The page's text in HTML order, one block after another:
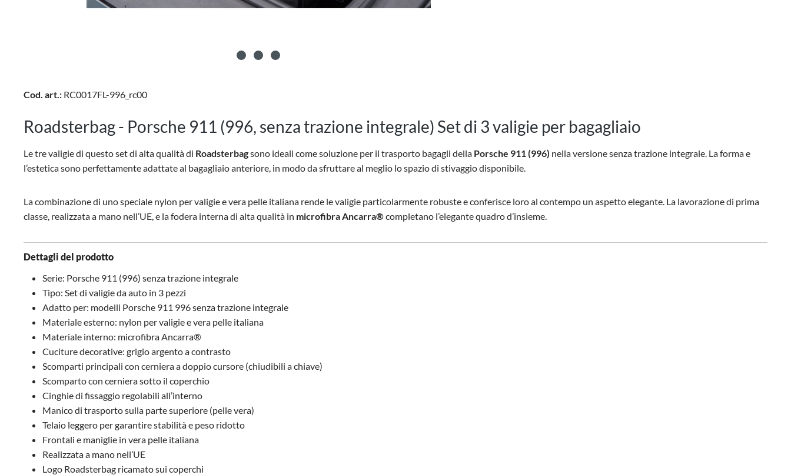
Cod. art.: RC0017FL-996_rc00
Roadsterbag - Porsche 911 (996, senza trazione integrale) Set di 3 valigie per bagagliaio
Le tre valigie di questo set di alta qualità di Roadsterbagsono ideali come soluzione per il trasporto bagagli della Porsche 911 (996) nella versione senza trazione integrale. La forma e
l’estetica sono perfettamente adattate al bagagliaio anteriore, in modo da sfruttare al meglio lo spazio di stivaggio disponibile.
La combinazione di uno speciale nylon per valigie e vera pelle italiana rende le valigie particolarmente robuste e conferisce loro al contempo un aspetto elegante. La lavorazione di prima
classe, realizzata a mano nell’UE, e la fodera interna di alta qualità in microfibra Ancarra®completano l’elegante quadro d’insieme.
Dettagli del prodotto
Serie: Porsche 911 (996) senza trazione integrale
Tipo: Set di valigie da auto in 3 pezzi
Adatto per: modelli Porsche 911 996 senza trazione integrale
Materiale esterno: nylon per valigie e vera pelle italiana
Materiale interno: microfibra Ancarra®
Cuciture decorative: grigio argento a contrasto
Scomparti principali con cerniera a doppio cursore (chiudibili a chiave)
Scomparto con cerniera sotto il coperchio
Cinghie di fissaggio regolabili all’interno
Manico di trasporto sulla parte superiore (pelle vera)
Telaio leggero per garantire stabilità e peso ridotto
Frontali e maniglie in vera pelle italiana
Realizzata a mano nell’UE
Logo Roadsterbag ricamato sui coperchi